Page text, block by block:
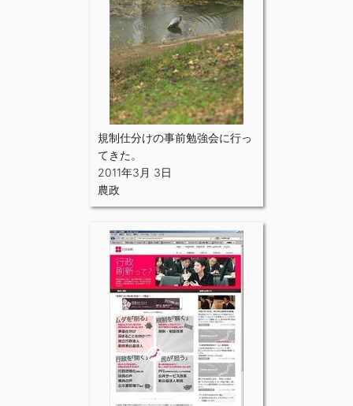
規制仕分けの事前勉強会に行っ
てきた。
2011年3月 3日
農政